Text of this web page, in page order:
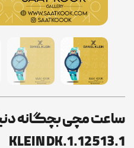
KLEIN DK.1.12513.1